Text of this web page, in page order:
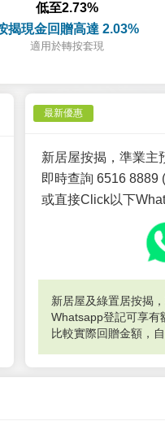
低至2.73%
揭現金回贈高達 2.03%
適用於轉按套現
最新優惠
新居屋按揭，準業主
即時查詢 6516 8889
或直接Click以下
新居屋及綠置居按揭
Whatsapp登記可享有
比較實際回贈金額，